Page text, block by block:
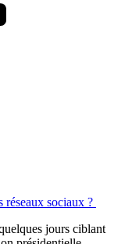
réseaux sociaux ?
jours ciblant